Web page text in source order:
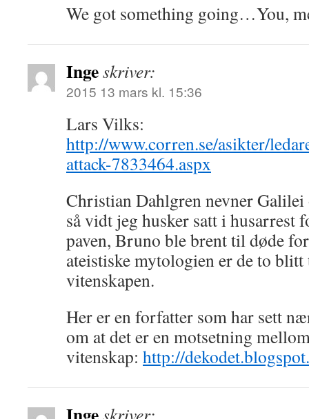
We got something going…You,
Ingeskriver:
2015 13 mars kl. 15:36
Lars Vilks:
http://www.corren.se/asikter/
attack-7833464.aspx
Christian Dahlgren nevner
så vidt jeg husker satt i husarrest
paven, Bruno ble brent til døde
ateistiske mytologien er de to
vitenskapen.
Her er en forfatter som har sett
om at det er en motsetning
vitenskap: http://
skriver: